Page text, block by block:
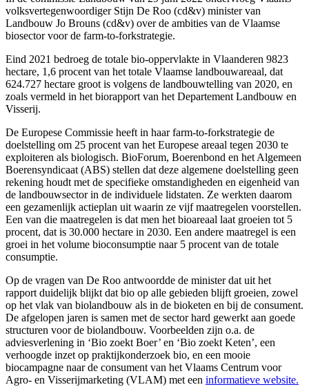
volksvertegenwoordiger Stijn De Roo (cd&v) minister van
Landbouw Jo Brouns (cd&v) over de ambities van de Vlaamse
biosector voor de farm-to-forkstrategie.
Eind 2021 bedroeg de totale bio-oppervlakte in Vlaanderen 9823
hectare, 1,6 procent van het totale Vlaamse landbouwareaal, dat
624.727 hectare groot is volgens de landbouwtelling van 2020, en
zoals vermeld in het biorapport van het Departement Landbouw en
Visserij.
De Europese Commissie heeft in haar farm-to-forkstrategie de
doelstelling om 25 procent van het Europese areaal tegen 2030 te
exploiteren als biologisch. BioForum, Boerenbond en het Algemeen
Boerensyndicaat (ABS) stellen dat deze algemene doelstelling geen
rekening houdt met de specifieke omstandigheden en eigenheid van
de landbouwsector in de individuele lidstaten. Ze werkten daarom
een gezamenlijk actieplan uit waarin ze vijf maatregelen voorstellen.
Een van die maatregelen is dat men het bioareaal laat groeien tot 5
procent, dat is 30.000 hectare in 2030. Een andere maatregel is een
groei in het volume bioconsumptie naar 5 procent van de totale
consumptie.
Op de vragen van De Roo antwoordde de minister dat uit het
rapport duidelijk blijkt dat bio op alle gebieden blijft groeien, zowel
op het vlak van biolandbouw als in de bioketen en bij de consument.
De afgelopen jaren is samen met de sector hard gewerkt aan goede
structuren voor de biolandbouw. Voorbeelden zijn o.a. de
adviesverlening in ‘Bio zoekt Boer’ en ‘Bio zoekt Keten’, een
verhoogde inzet op praktijkonderzoek bio, en een mooie
biocampagne naar de consument van het Vlaams Centrum voor
Agro- en Visserijmarketing (VLAM) met een informatieve website.